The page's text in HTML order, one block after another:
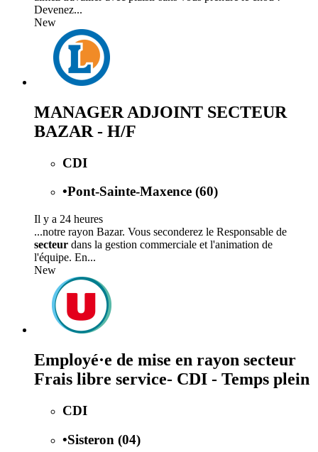
Devenez...
New
MANAGER ADJOINT SECTEUR
BAZAR - H/F
CDI
•Pont-Sainte-Maxence (60)
Il y a 24 heures
...notre rayon Bazar. Vous seconderez le Responsable de
secteur dans la gestion commerciale et l'animation de
l'équipe. En...
New
Employé·e de mise en rayon secteur
Frais libre service- CDI - Temps plein
CDI
•Sisteron (04)